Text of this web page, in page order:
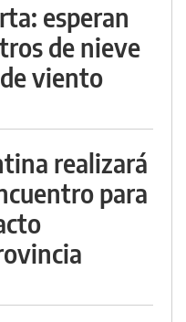
esperan
de nieve
viento
realizará
para